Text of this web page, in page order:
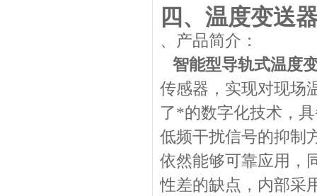
四、温度变送
、产品简介：
智能型导轨式温度
传感器，实现对现场
了*的数字化技术，
低频干扰信号的抑制
依然能够可靠应用，
性差的缺点，内部采